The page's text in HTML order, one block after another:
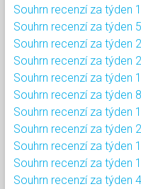
Souhrn recenzí za týden
Souhrn recenzí za týden
Souhrn recenzí za týden
Souhrn recenzí za týden
Souhrn recenzí za týden
Souhrn recenzí za týden
Souhrn recenzí za týden
Souhrn recenzí za týden
Souhrn recenzí za týden
Souhrn recenzí za týden
Souhrn recenzí za týden